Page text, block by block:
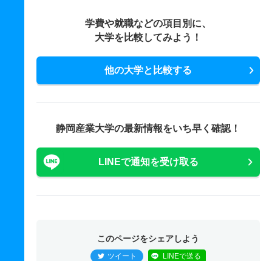
学費や就職などの項目別に、
大学を比較してみよう！
他の大学と比較する
静岡産業大学の最新情報をいち早く確認！
LINEで通知を受け取る
このページをシェアしよう
ツイート LINEで送る